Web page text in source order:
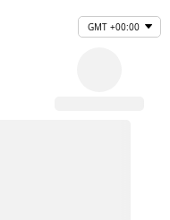
GMT +00:00